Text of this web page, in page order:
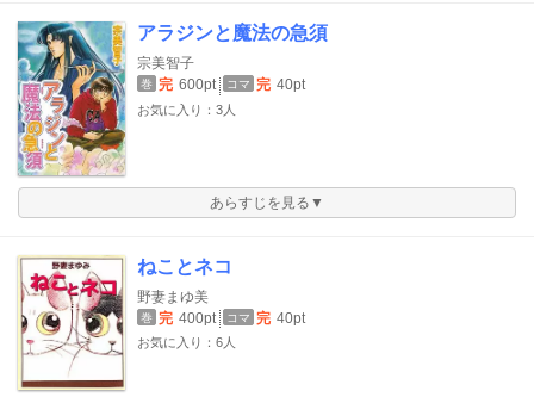
アラジンと魔法の急須
宗美智子
巻 完 600pt コマ 完 40pt
お気に入り：3人
あらすじを見る▼
ねことネコ
野妻まゆ美
巻 完 400pt コマ 完 40pt
お気に入り：6人